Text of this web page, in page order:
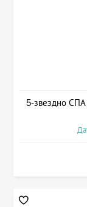
5-звездно СПА